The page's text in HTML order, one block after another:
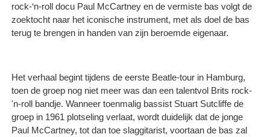
rock-‘n-roll docu Paul McCartney en de vermiste bas volgt de
zoektocht naar het iconische instrument, met als doel de bas
terug te brengen in handen van zijn beroemde eigenaar.
Het verhaal begint tijdens de eerste Beatle-tour in Hamburg,
toen de groep nog niet meer was dan een talentvol Brits rock-
'n-roll bandje. Wanneer toenmalig bassist Stuart Sutcliffe de
groep in 1961 plotseling verlaat, wordt duidelijk dat de jonge
Paul McCartney, tot dan toe slaggitarist, voortaan de bas zal